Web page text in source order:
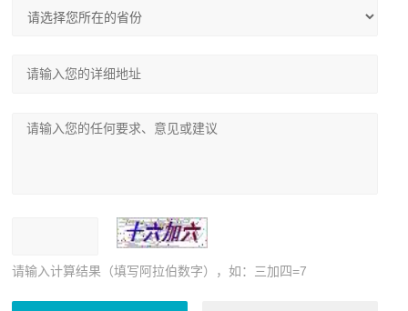
请输入计算结果（填写阿拉伯数字），如：三加四=7